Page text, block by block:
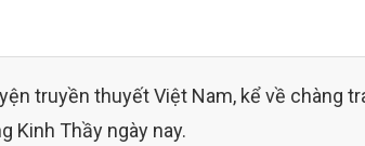
truyền thuyết Việt Nam, kể về chàng
Kinh Thầy ngày nay.